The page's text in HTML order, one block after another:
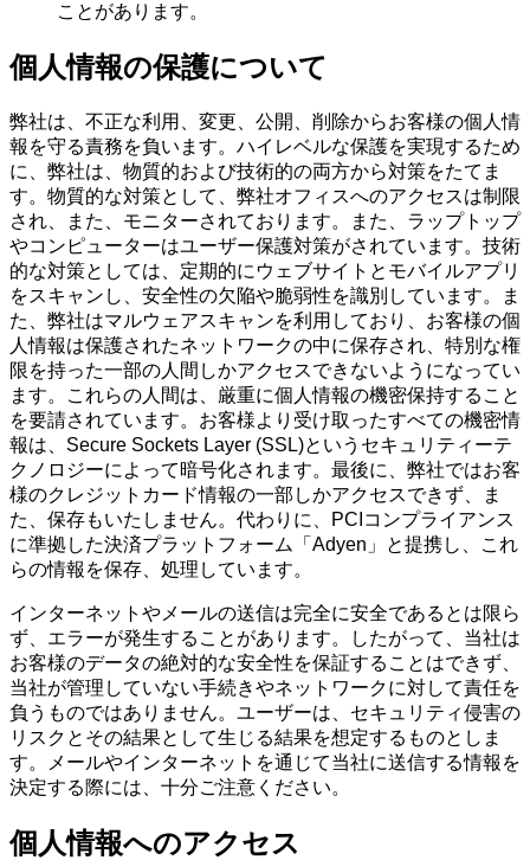
ことがあります。
個人情報の保護について
弊社は、不正な利用、変更、公開、削除からお客様の個人情
報を守る責務を負います。ハイレベルな保護を実現するため
に、弊社は、物質的および技術的の両方から対策をたてま
す。物質的な対策として、弊社オフィスへのアクセスは制限
され、また、モニターされております。また、ラップトップ
やコンピューターはユーザー保護対策がされています。技術
的な対策としては、定期的にウェブサイトとモバイルアプリ
をスキャンし、安全性の欠陥や脆弱性を識別しています。ま
た、弊社はマルウェアスキャンを利用しており、お客様の個
人情報は保護されたネットワークの中に保存され、特別な権
限を持った一部の人間しかアクセスできないようになってい
ます。これらの人間は、厳重に個人情報の機密保持すること
を要請されています。お客様より受け取ったすべての機密情
報は、Secure Sockets Layer (SSL)というセキュリティーテ
クノロジーによって暗号化されます。最後に、弊社ではお客
様のクレジットカード情報の一部しかアクセスできず、ま
た、保存もいたしません。代わりに、PCIコンプライアンス
に準拠した決済プラットフォーム「Adyen」と提携し、これ
らの情報を保存、処理しています。
インターネットやメールの送信は完全に安全であるとは限ら
ず、エラーが発生することがあります。したがって、当社は
お客様のデータの絶対的な安全性を保証することはできず、
当社が管理していない手続きやネットワークに対して責任を
負うものではありません。ユーザーは、セキュリティ侵害の
リスクとその結果として生じる結果を想定するものとしま
す。メールやインターネットを通じて当社に送信する情報を
決定する際には、十分ご注意ください。
個人情報へのアクセス